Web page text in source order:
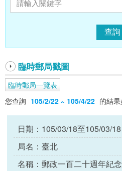
臨時郵局戳圖
臨時郵局一覽表
您查詢 105/2/22 ~ 105/4/22 的結
日期： 105/03/18至105/03/18
局名： 臺北
名稱： 郵政一百二十週年紀